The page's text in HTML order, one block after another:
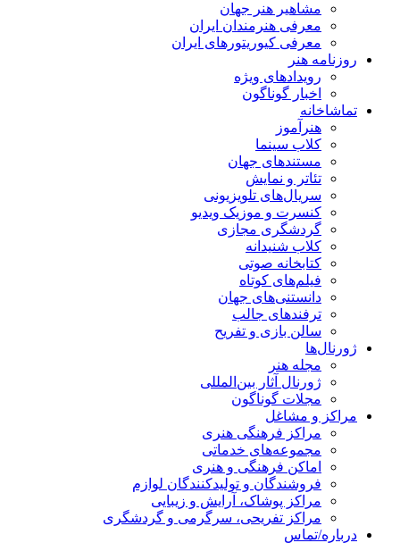
مشاهیر هنر جهان
معرفی هنرمندان ایران
معرفی کیوریتورهای ایران
روزنامه هنر
رویدادهای ویژه
اخبار گوناگون
تماشاخانه
هنرآموز
کلاب سینما
مستندهای جهان
تئاتر و نمایش
سریال‌های تلویزیونی
کنسرت و موزیک ویدیو
گردشگری مجازی
کلاب شنیدانه
کتابخانه صوتی
فیلم‌های کوتاه
دانستنی‌های جهان
ترفندهای جالب
سالن بازی و تفریح
ژورنال‌ها
مجله هنر
ژورنال آثار بین‌المللی
مجلات گوناگون
مراکز و مشاغل
مراکز فرهنگی هنری
مجموعه‌های خدماتی
اماکن فرهنگی و هنری
فروشندگان و تولیدکنندگان لوازم
مراکز پوشاک، آرایش و زیبایی
مراکز تفریحی، سرگرمی و گردشگری
درباره/تماس